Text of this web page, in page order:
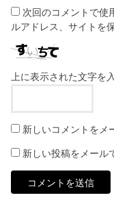
次回のコメントで使
ルアドレス、サイトを
上に表示された文字を
新しいコメントをメ
新しい投稿をメール